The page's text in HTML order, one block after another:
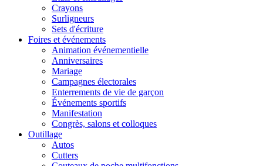
Crayons
Surligneurs
Sets d'écriture
Foires et événements
Animation événementielle
Anniversaires
Mariage
Campagnes électorales
Enterrements de vie de garçon
Événements sportifs
Manifestation
Congrès, salons et colloques
Outillage
Autos
Cutters